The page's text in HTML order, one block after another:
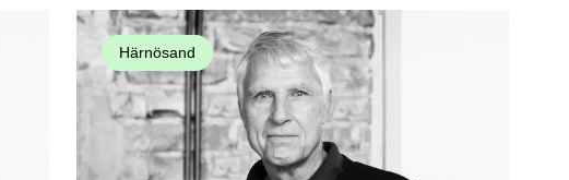
Härnösand